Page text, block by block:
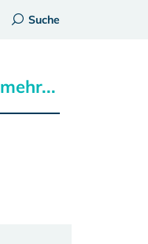
Suche
mehr...